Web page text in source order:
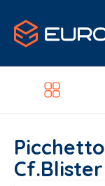
Cf.Blister